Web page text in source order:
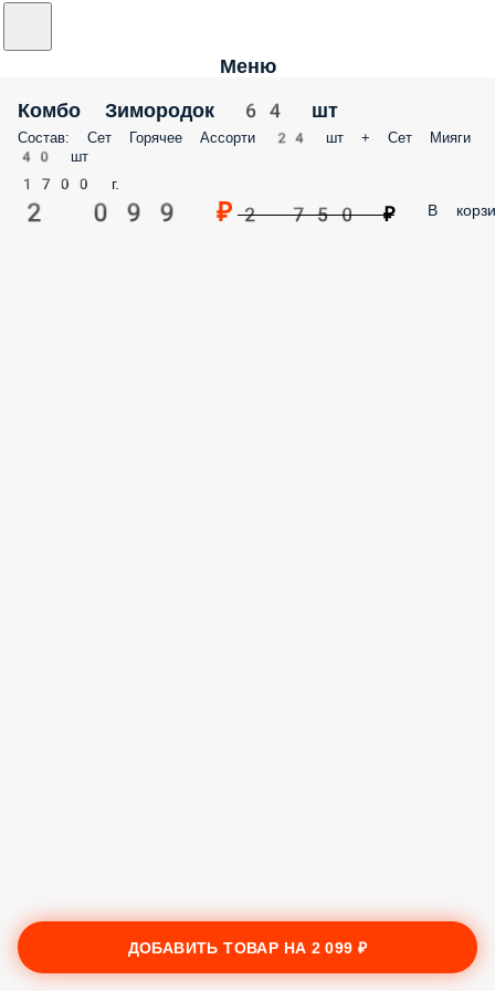
Меню
Комбо Зимородок 64 шт
Состав: Сет Горячее Ассорти 24 шт + Сет Мияги
40 шт
1700 г.
2 099 ₽ 2 750 ₽ В
ДОБАВИТЬ ТОВАР НА 2 099 ₽